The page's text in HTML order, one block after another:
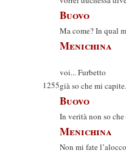
Buovo
Ma come? In qual
Menichina
voi... Furbetto
1255già so che mi capite.
Buovo
In verità non so
Menichina
Non mi fate l’alocco